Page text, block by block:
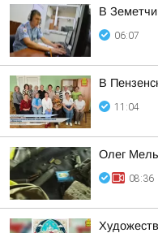
В
06:07
В
11:04
Олег
08:36